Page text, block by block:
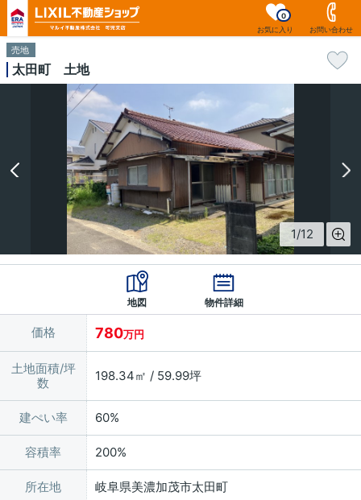
お気に入り
0
お問い合わせ
売地
太田町 土地
1/12
地図 物件詳細
価格 780万円
土地面積/坪
数
198.34㎡ / 59.99坪
建ぺい率 60%
容積率 200%
所在地 岐阜県美濃加茂市太田町